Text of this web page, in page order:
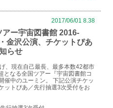
2017/06/01 8.38
ー宇宙図書館 2016-
金沢公演、チケットぴあ
らせ
、現在自己最長、最多本数42都市
なる全国ツアー『宇宙図書館コ
催中のユーミン。 下記公演チケッ
ットぴあ／先行抽選3次受付をお